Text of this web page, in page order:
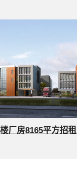
厂房8165平方招租